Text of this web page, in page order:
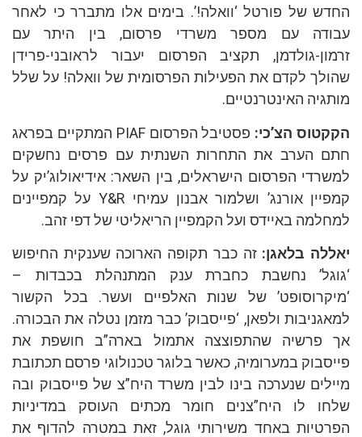
של פורטל ‘וואלה!’. בימים אלו מתברר כי לאחר
עם מספר משרדי פרסום, בין היתר עם
גולדמן, תקציב הפרסום יעבור לראובני-פרידן
לקדם את הפעילות הפרסומית של וואלה! על שלל
האינטרנטיים.
הצ’כי:
פסטיבל הפרסום PIAF המתקיים בפראג
הערב את התחרות השנתית עם פרסים נחשקים
הפרסום הישראלים, בין השאר: אידיאולוג’יק על
קמפיין אורנג’ ושלמור אבנון עמיחי Y&R על קמפיינים
באיידס ועל הקמפיין הריאליטי של דפי זהב.
בלאגן:זה כבר תקופה הארוכה שענקית החיפוש
נחשבת כחברת ענק המתנהלת בכבדות –
של שנות האלפיים ועשר. בכל הקשור
ולפאן, ‘פייסבוק’ כבר מזמן נטלה את הבכורה.
פרשיה שהתפוצצה אתמול בארה”ב חושפת את
במערומיה, כאשר בלוגר טכנולוגי פרסם תכתובת
שנערכה בינו לבין משרד היח”צ של פייסבוק ובה
לו היח”צנים חומר מכתים העוסק במדיניות
באחד משירותי גוגל, זאת במטרה להדוף את